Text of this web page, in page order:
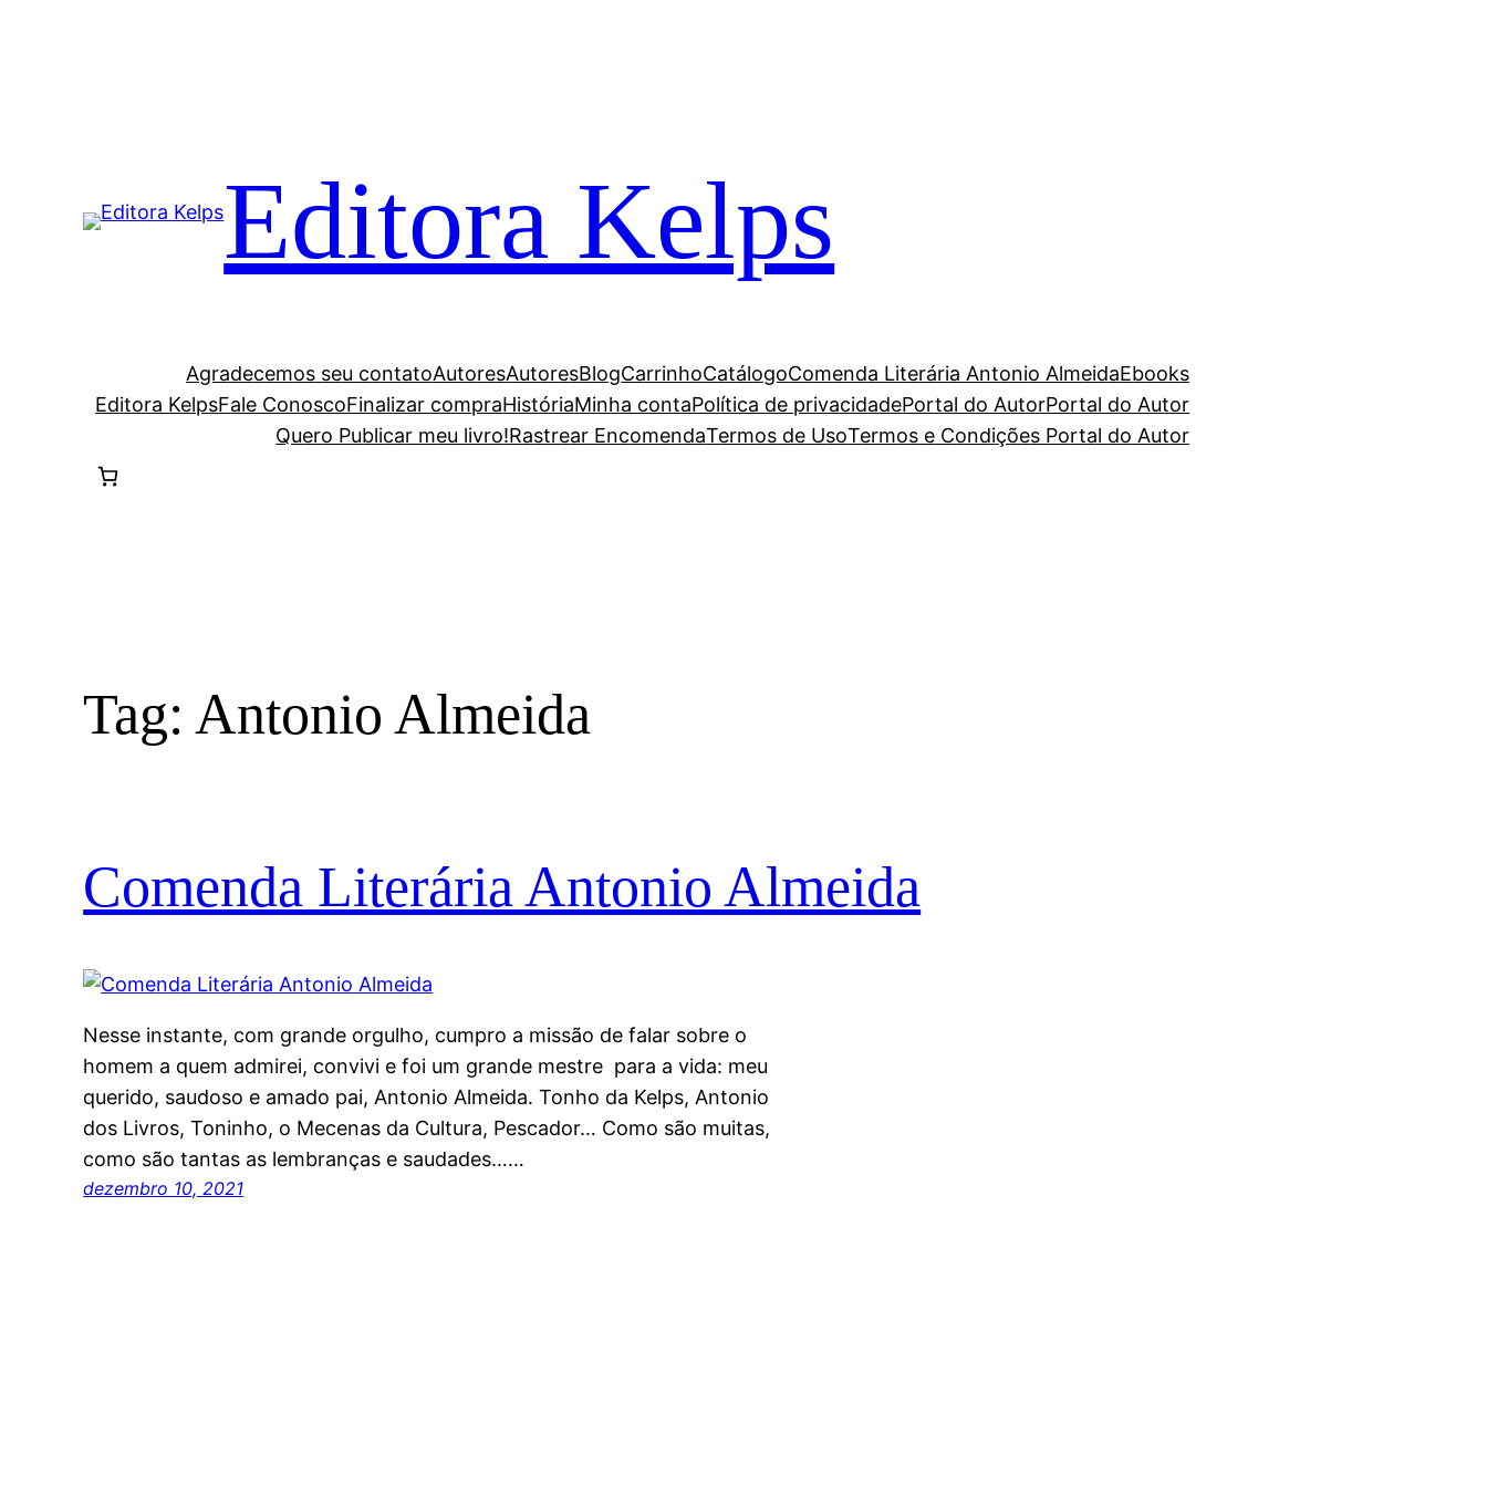
Editora Kelps
Agradecemos seu contatoAutoresAutoresBlogCarrinhoCatálogoComenda Literária Antonio AlmeidaEbooks
Editora KelpsFale ConoscoFinalizar compraHistóriaMinha contaPolítica de privacidadePortal do AutorPortal do Autor
Quero Publicar meu livro!Rastrear EncomendaTermos de UsoTermos e Condições Portal do Autor
Tag:Antonio Almeida
Comenda Literária Antonio Almeida
Nesse instante, com grande orgulho, cumpro a missão de falar sobre o
homem a quem admirei, convivi e foi um grande mestre para a vida: meu
querido, saudoso e amado pai, Antonio Almeida. Tonho da Kelps, Antonio
dos Livros, Toninho, o Mecenas da Cultura, Pescador… Como são muitas,
como são tantas as lembranças e saudades……
dezembro 10, 2021